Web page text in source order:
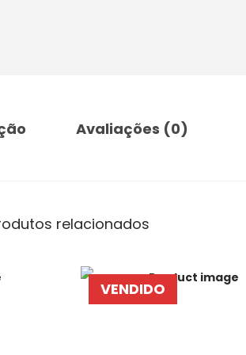
Avaliações (0)
relacionados
VENDIDO